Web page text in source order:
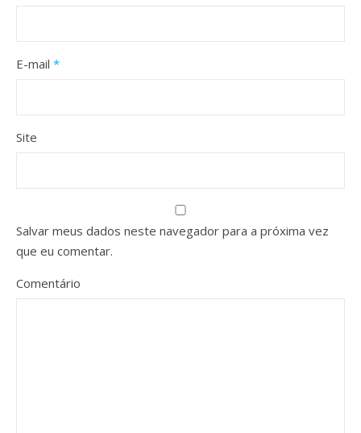
E-mail *
Site
Salvar meus dados neste navegador para a próxima vez
que eu comentar.
Comentário